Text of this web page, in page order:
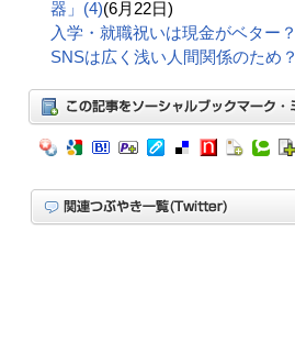
器」(4)(6月22日)
入学・就職祝いは現金がベター？
SNSは広く浅い人間関係のため？